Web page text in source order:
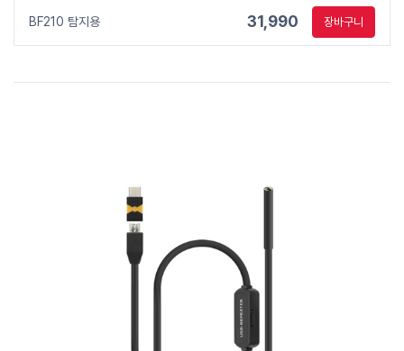
BF210 탐지용 31,990 장바구니